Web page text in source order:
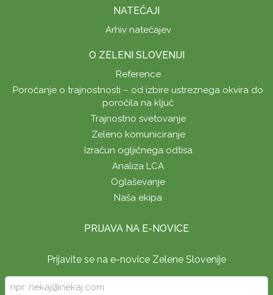
NATEČAJI
Arhiv natečajev
O ZELENI SLOVENIJI
Reference
Poročanje o trajnostnosti – od izbire ustreznega okvira do
poročila na ključ
Trajnostno svetovanje
Zeleno komuniciranje
Izračun ogljičnega odtisa
Analiza LCA
Oglaševanje
Naša ekipa
PRIJAVA NA E-NOVICE
Prijavite se na e-novice Zelene Slovenije